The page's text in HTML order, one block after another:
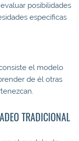
posibilidades
específicas
el modelo
de él otras
TRADICIONAL